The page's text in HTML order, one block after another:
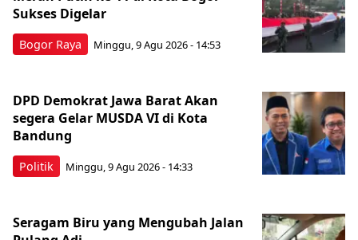
Bogor Raya
Sukses Digelar
Minggu, 9 Agu 2026 - 14:53
Politik
DPD Demokrat Jawa Barat Akan
segera Gelar MUSDA VI di Kota
Bandung
Minggu, 9 Agu 2026 - 14:33
Seragam Biru yang Mengubah Jalan